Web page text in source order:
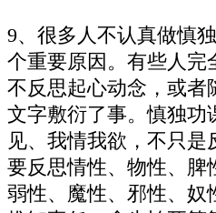
9、很多人不认真做慎
个重要原因。有些人完
不反思起心动念，或者
文字敷衍了事。慎独功
见、我情我欲，不只
要反思情性、物性、脾
弱性、魔性、邪性、奴